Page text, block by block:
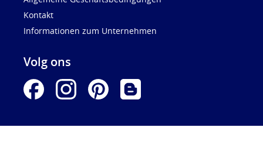
Kontakt
Informationen zum Unternehmen
Volg ons